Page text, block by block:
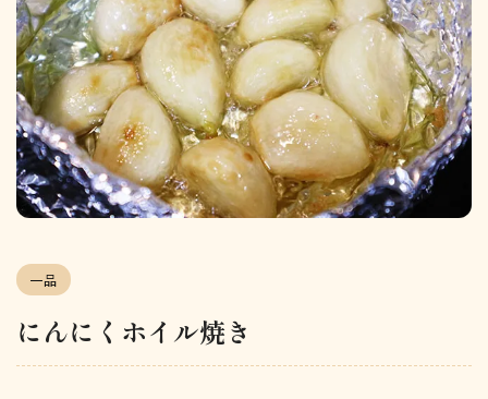
一品
にんにくホイル焼き